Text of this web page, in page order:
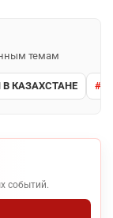
темам
КАЗАХСТАНЕ
событий.